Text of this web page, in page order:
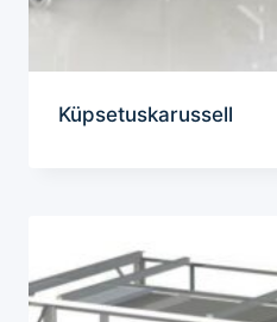
Küpsetuskarussell